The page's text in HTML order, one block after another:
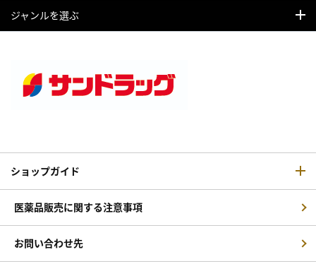
ジャンルを選ぶ
ショップガイド
医薬品販売に関する注意事項
お問い合わせ先